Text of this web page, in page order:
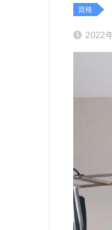
資格
2022